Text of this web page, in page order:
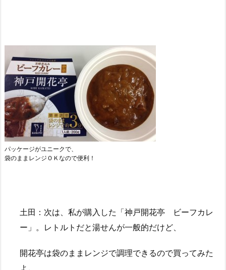
パッケージがユニークで、
袋のままレンジＯＫなので便利！
土田：次は、私が購入した「神戸開花亭 ビーフカレ
ー」。レトルトだと湯せんが一般的だけど、
開花亭は袋のままレンジで調理できるので買ってみた
よ。